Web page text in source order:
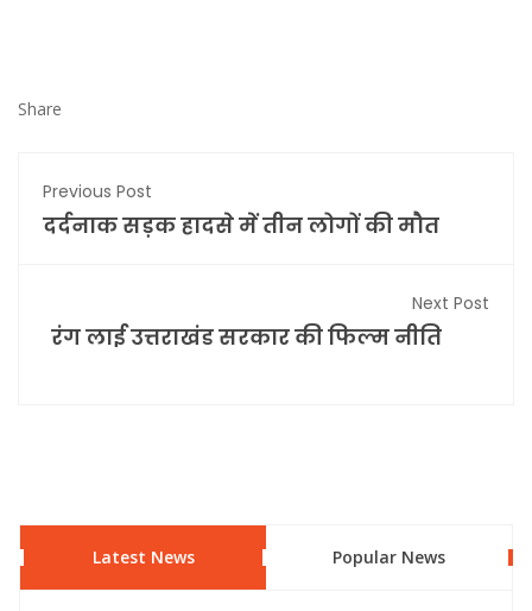
Share
Previous Post
दर्दनाक सड़क हादसे में तीन लोगों की मौत
Next Post
रंग लाई उत्तराखंड सरकार की फिल्म नीति
Latest News Popular News